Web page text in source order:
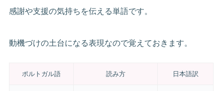
感謝や支援の気持ちを伝える単語です。
動機づけの土台になる表現なので覚えておきます。
ポルトガル語 読み方 日本語訳